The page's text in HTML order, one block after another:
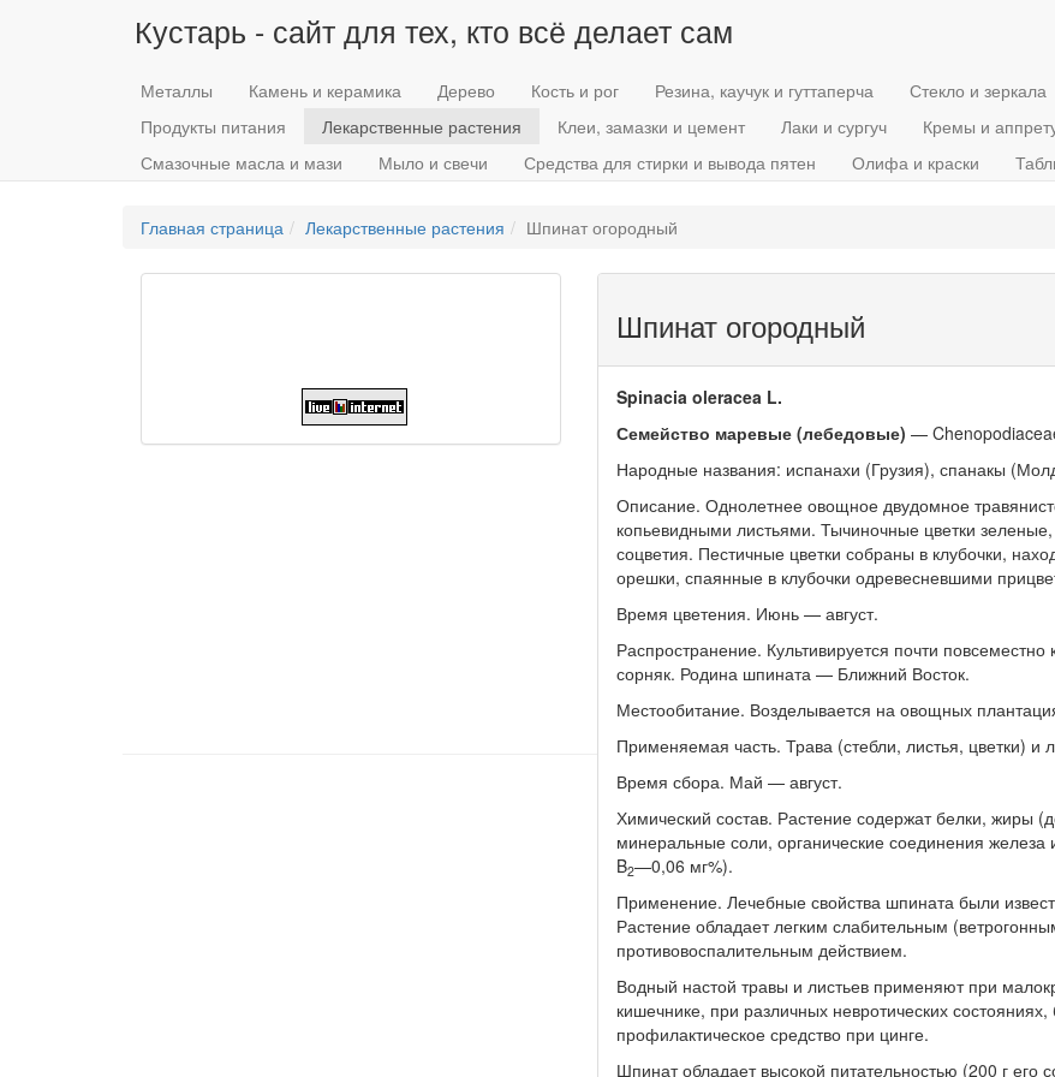
Кустарь - сайт для тех, кто всё делает сам
Металлы Камень и керамика Дерево Кость и рог Резина, каучук и гуттаперча Стекло и зеркала
Продукты питания
Лекарственные растения Клеи, замазки и цемент Лаки и сургуч Кремы и
Смазочные масла и мази
Мыло и свечи Средства для стирки и вывода пятен Олифа и краски
Главная страница Лекарственные растения Шпинат огородный
Шпинат огородный
Spinacia oleracea L.
Семейство маревые (лебедовые) —
Народные названия: испанахи (Грузия), спанакы
Описание. Однолетнее овощное двудомное
копьевидными листьями. Тычиночные цветки
соцветия. Пестичные цветки собраны в клубочки,
орешки, спаянные в клубочки одревесневшими
Время цветения. Июнь — август.
Распространение. Культивируется почти
сорняк. Родина шпината — Ближний Восток.
Местообитание. Возделывается на овощных
Применяемая часть. Трава (стебли, листья, цветки) и
Время сбора. Май — август.
Химический состав. Растение содержат белки, жиры
минеральные соли, органические соединения
B2—0,06 мг%).
Применение. Лечебные свойства шпината были
Растение обладает легким слабительным
противовоспалительным действием.
Водный настой травы и листьев применяют при
кишечнике, при различных невротических
профилактическое средство при цинге.
Шпинат обладает высокой питательностью (200 г его